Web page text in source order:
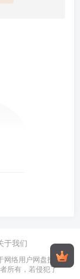
于我们
络用户网盘投
所有，若侵犯了